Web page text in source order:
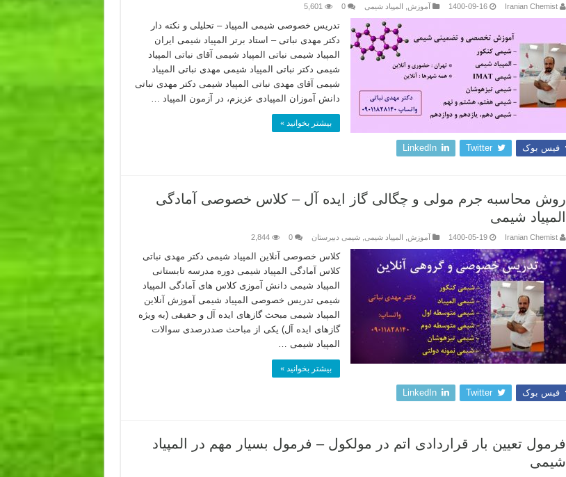
Iranian Chemist
1400-09-16 آموزش المپیاد شیمی 0
5,601
تدریس خصوصی شیمی المپیاد – تحلیلی و نکته دار
دکتر مهدی نباتی – استاد برتر المپیاد شیمی ایران
المپیاد شیمی نباتی المپیاد شیمی آقای نباتی المپیاد
شیمی دکتر نباتی المپیاد شیمی مهدی نباتی المپیاد
شیمی آقای مهدی نباتی المپیاد شیمی دکتر مهدی نباتی
دانش آموزان المپیادی عزیزم، در آزمون المپیاد …
بیشتر بخوانید »
فیس بوک Twitter
LinkedIn
روش محاسبه جرم مولی و چگالی گاز ایده آل – کلاس خصوصی آمادگی
المپیاد شیمی
Iranian Chemist
1400-05-19 آموزش المپیاد شیمی ,شیمی دبیرستان 0
2,844
کلاس خصوصی آنلاین المپیاد شیمی دکتر مهدی نباتی
کلاس آمادگی المپیاد شیمی دوره مدرسه تابستانی
المپیاد شیمی دانش آموزی کلاس های آمادگی المپیاد
شیمی تدریس خصوصی المپیاد شیمی آموزش آنلاین
المپیاد شیمی مبحث گازهای ایده آل و حقیقی (به ویژه
گازهای ایده آل) یکی از مباحث صددرصدی سوالات
المپیاد شیمی …
بیشتر بخوانید »
فیس بوک Twitter
LinkedIn
فرمول تعیین بار قراردادی اتم در مولکول – فرمول بسیار مهم در المپیاد
شیمی